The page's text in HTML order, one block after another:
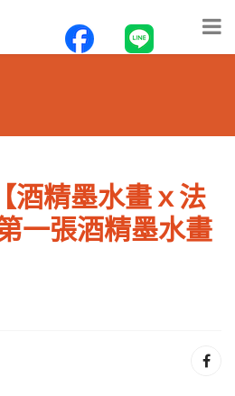
酒精墨水畫ｘ法
一張酒精墨水畫